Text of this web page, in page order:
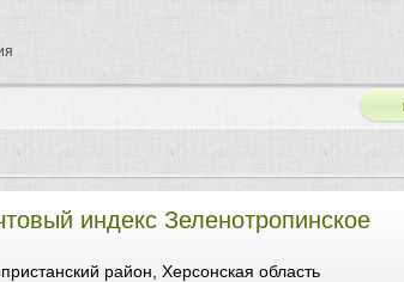
индекс Зеленотропинское
район, Херсонская область